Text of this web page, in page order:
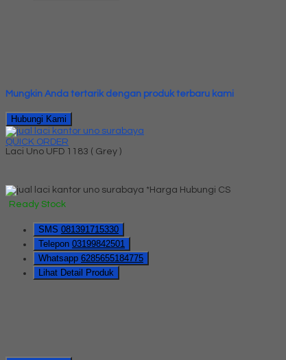
Mungkin Anda tertarik dengan produk terbaru kami
Hubungi Kami
QUICK ORDER
Laci Uno UFD 1183 ( Grey )
*Harga Hubungi CS
Ready Stock
SMS 081391715330
Telepon 03199842501
Whatsapp 6285655184775
Lihat Detail Produk